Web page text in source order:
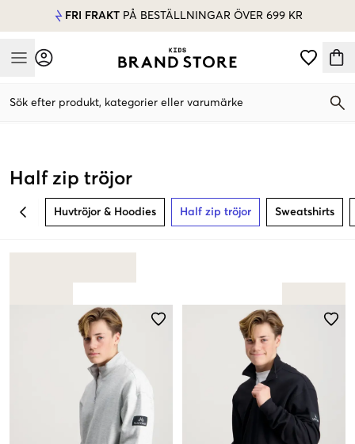
FRI FRAKT PÅ BESTÄLLNINGAR ÖVER 699 KR
Mobile Menu
Sök efter produkt, kategorier eller varumärke
Half zip tröjor
BACK Huvtröjor & Hoodies Half zip tröjor Sweatshirts